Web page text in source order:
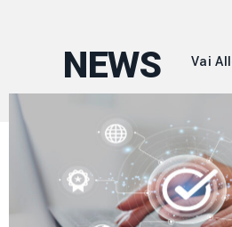
NEWS Vai